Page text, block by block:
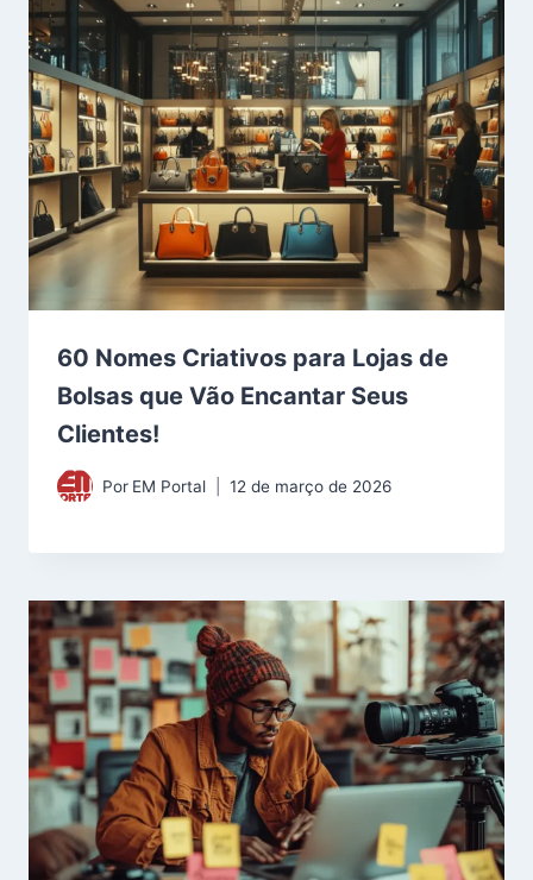
60 Nomes Criativos para Lojas de
Bolsas que Vão Encantar Seus
Clientes!
Por EM Portal 12 de março de 2026